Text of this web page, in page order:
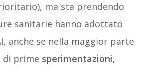
ma sta prendendo
sanitarie hanno adottato
anche se nella maggior parte
di prime sperimentazioni,